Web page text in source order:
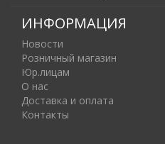
ИНФОРМАЦИЯ
Новости
Розничный магазин
Юр.лицам
О нас
Доставка и оплата
Контакты